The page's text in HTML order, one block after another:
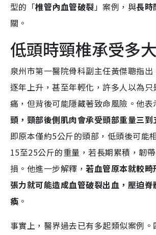
型的「椎管內血管破裂」案例，與長時
關。
低頭時頸椎承受多
泉州市第一醫院骨科副主任黃傑聰指
逐年上升，甚至年輕化，許多人以為
痛，但背後可能隱藏著致命風險。他表
頭，頸部後側肌肉會承受頭部重量三到
即原本僅約5公斤的頭部，低頭後可能
15至25公斤的重量，若長期累積，韌
損。他進一步解釋，若血管原本就較
張力就可能造成血管破裂出血，壓迫
瘓 。
事實上，醫界過去已有多起類似案例